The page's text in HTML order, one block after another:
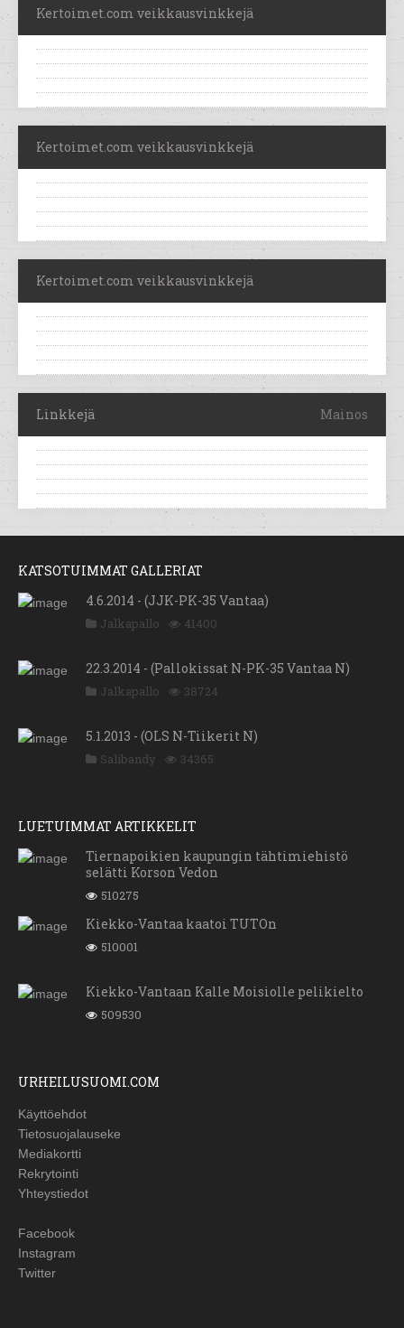
Kertoimet.com veikkausvinkkejä
Kertoimet.com veikkausvinkkejä
Kertoimet.com veikkausvinkkejä
Linkkejä Mainos
KATSOTUIMMAT GALLERIAT
4.6.2014 - (JJK-PK-35 Vantaa)
Jalkapallo 41400
22.3.2014 - (Pallokissat N-PK-35 Vantaa N)
Jalkapallo 38724
5.1.2013 - (OLS N-Tiikerit N)
Salibandy 34365
LUETUIMMAT ARTIKKELIT
Tiernapoikien kaupungin tähtimiehistö
selätti Korson Vedon
510275
Kiekko-Vantaa kaatoi TUTOn
510001
Kiekko-Vantaan Kalle Moisiolle pelikielto
509530
URHEILUSUOMI.COM
Käyttöehdot
Tietosuojalauseke
Mediakortti
Rekrytointi
Yhteystiedot
Facebook
Instagram
Twitter